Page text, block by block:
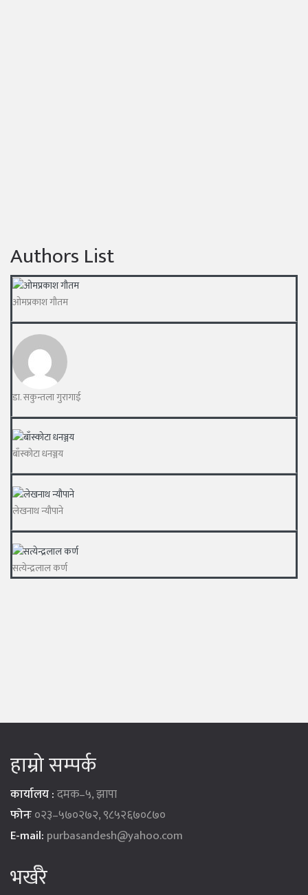
Authors List
ओमप्रकाश गौतम
डा. सकुन्तला गुरागाई
बाँस्कोटा धनञ्जय
लेखनाथ न्यौपाने
सत्येन्द्रलाल कर्ण
हाम्रो सम्पर्क
कार्यालय :दमक–५, झापा
फोनः०२३–५७०२७२, ९८५२६७०८७०
E-mail: purbasandesh@yahoo.com
भर्खरै